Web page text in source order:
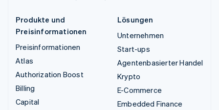
Produkte und
Preisinformationen
Preisinformationen
Atlas
Authorization Boost
Billing
Capital
Lösungen
Unternehmen
Start-ups
Agentenbasierter Handel
Krypto
E-Commerce
Embedded Finance